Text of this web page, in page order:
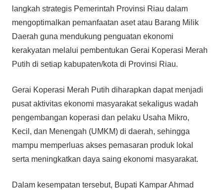
langkah strategis Pemerintah Provinsi Riau dalam
mengoptimalkan pemanfaatan aset atau Barang Milik
Daerah guna mendukung penguatan ekonomi
kerakyatan melalui pembentukan Gerai Koperasi Merah
Putih di setiap kabupaten/kota di Provinsi Riau.
Gerai Koperasi Merah Putih diharapkan dapat menjadi
pusat aktivitas ekonomi masyarakat sekaligus wadah
pengembangan koperasi dan pelaku Usaha Mikro,
Kecil, dan Menengah (UMKM) di daerah, sehingga
mampu memperluas akses pemasaran produk lokal
serta meningkatkan daya saing ekonomi masyarakat.
Dalam kesempatan tersebut, Bupati Kampar Ahmad